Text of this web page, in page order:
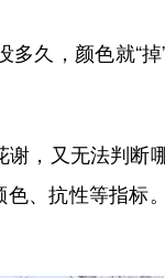
久，颜色就“掉
，又无法判断
、抗性等指标